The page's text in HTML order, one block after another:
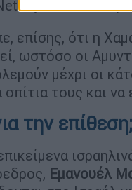
επίσης, ότι η
ωστόσο οι
μέχρι οι
τους και
την επίθεση;
Εμανουέλ